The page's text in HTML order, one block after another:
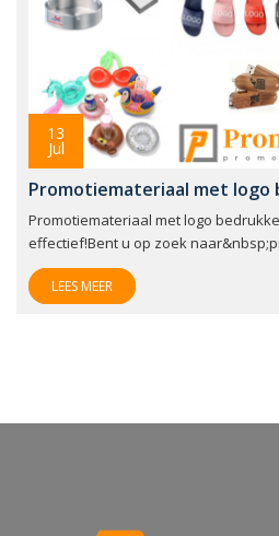
13
Jul
Promotiemateriaal met logo
Promotiemateriaal met logo
effectief!Bent u op zoek
LEES MEER